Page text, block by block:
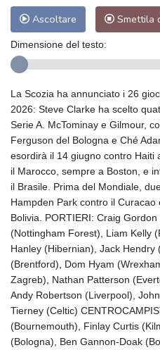
Ascoltare Smettila
Dimensione del testo:
La Scozia ha annunciato i 26
2026: Steve Clarke ha scelto
Serie A. McTominay e Gilmour,
Ferguson del Bologna e Ché
esordirà il 14 giugno contro Haiti
il Marocco, sempre a Boston, e
il Brasile. Prima del Mondiale,
Hampden Park contro il
Bolivia. PORTIERI: Craig
(Nottingham Forest), Liam Kelly
Hanley (Hibernian), Jack Hendry
(Brentford), Dom Hyam
Zagreb), Nathan Patterson
Andy Robertson (Liverpool),
Tierney (Celtic)
(Bournemouth), Finlay Curtis
(Bologna), Ben Gannon-Doak